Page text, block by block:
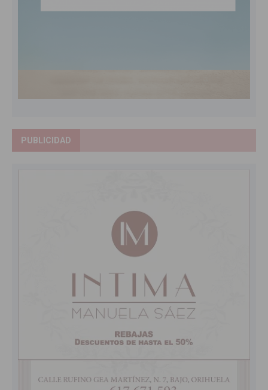
PUBLICIDAD